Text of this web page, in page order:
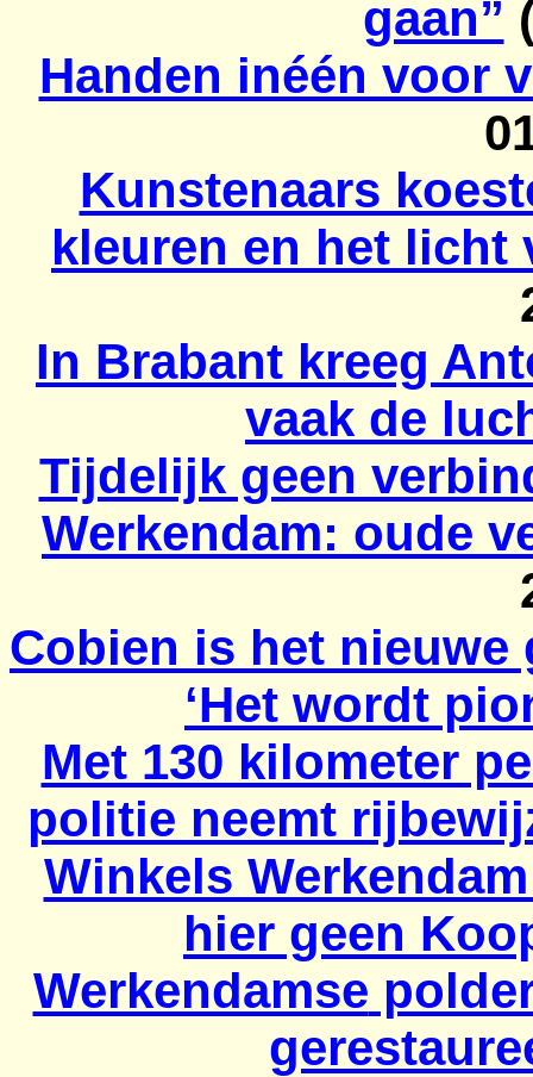
gaan”
Handen inéén voor
Kunstenaars
kleuren en het licht
In Brabant kreeg
vaak de
Tijdelijk geen
Werkendam: oude
Cobien is het nieuwe
‘Het wordt
Met 130 kilometer
politie neemt
Winkels
hier geen
Werkendamse